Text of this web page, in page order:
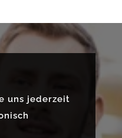
uns jederzeit